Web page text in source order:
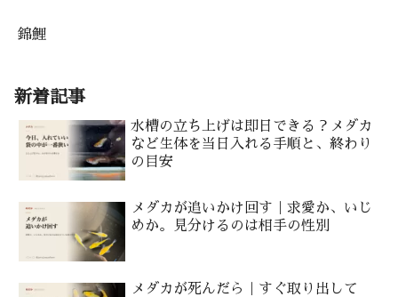
錦鯉
新着記事
水槽の立ち上げは即日できる？メダカ
など生体を当日入れる手順と、終わり
の目安
メダカが追いかけ回す｜求愛か、いじ
めか。見分けるのは相手の性別
メダカが死んだら｜すぐ取り出して